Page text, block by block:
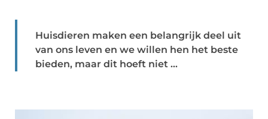
Huisdieren maken een belangrijk deel uit
van ons leven en we willen hen het beste
bieden, maar dit hoeft niet ...